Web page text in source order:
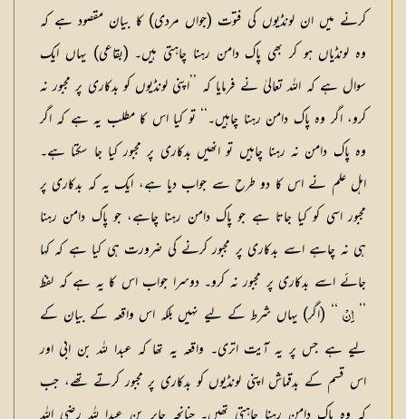
کرنے میں ان لونڈیوں کی فتوت (جواں مردی) کا بیان مقصود ہے کہ
وہ لونڈیاں ہو کر بھی پاک دامن رہنا چاہتی ہیں۔ (بقاعی) یہاں ایک
سوال ہے کہ اللہ تعالیٰ نے فرمایا کہ ’’اپنی لونڈیوں کو بدکاری پر مجبور نہ
کرو، اگر وہ پاک دامن رہنا چاہیں۔‘‘ تو کیا اس کا مطلب یہ ہے کہ اگر
وہ پاک دامن نہ رہنا چاہیں تو انھیں بدکاری پر مجبور کیا جا سکتا ہے۔
اہل علم نے اس کا دو طرح سے جواب دیا ہے، ایک یہ کہ بدکاری پر
مجبور اسی کو کیا جاتا ہے جو پاک دامن رہنا چاہے، جو پاک دامن رہنا
ہی نہ چاہے اسے بدکاری پر مجبور کرنے کی ضرورت ہی کیا ہے کہ کہا
جائے اسے بدکاری پر مجبور نہ کرو۔ دوسرا جواب اس کا یہ ہے کہ لفظ
’’اِنْ‘‘ (اگر) یہاں شرط کے لیے نہیں بلکہ اس واقعہ کے بیان کے
لیے ہے جس پر یہ آیت اتری۔ واقعہ یہ تھا کہ عبدا للہ بن ابی اور
اس قسم کے بدقماش اپنی لونڈیوں کو بدکاری پر مجبور کرتے تھے، جب